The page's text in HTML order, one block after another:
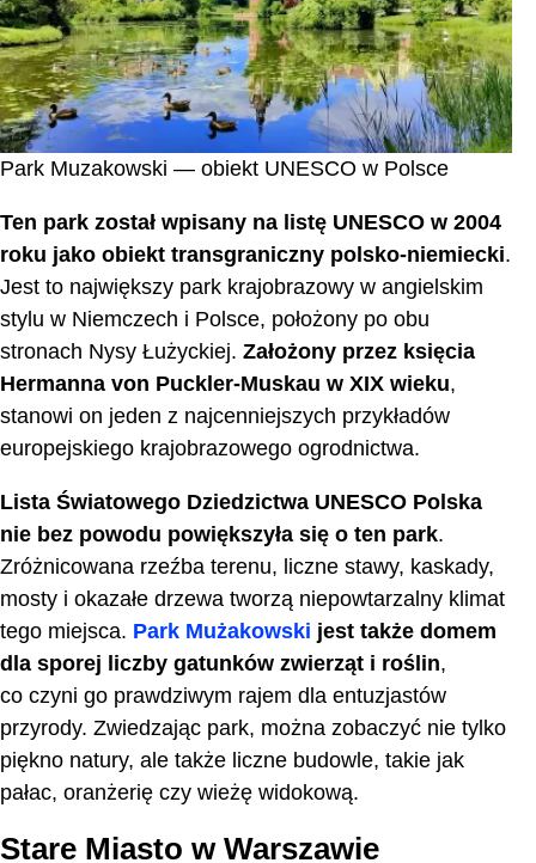
Park Muzakowski — obiekt UNESCO w Polsce
Ten park został wpisany na listę UNESCO w 2004
roku jako obiekt transgraniczny polsko-niemiecki.
Jest to największy park krajobrazowy w angielskim
stylu w Niemczech i Polsce, położony po obu
stronach Nysy Łużyckiej. Założony przez księcia
Hermanna von Puckler-Muskau w XIX wieku,
stanowi on jeden z najcenniejszych przykładów
europejskiego krajobrazowego ogrodnictwa.
Lista Światowego Dziedzictwa UNESCO Polska
nie bez powodu powiększyła się o ten park.
Zróżnicowana rzeźba terenu, liczne stawy, kaskady,
mosty i okazałe drzewa tworzą niepowtarzalny klimat
tego miejsca. Park Mużakowski jest także domem
dla sporej liczby gatunków zwierząt i roślin,
co czyni go prawdziwym rajem dla entuzjastów
przyrody. Zwiedzając park, można zobaczyć nie tylko
piękno natury, ale także liczne budowle, takie jak
pałac, oranżerię czy wieżę widokową.
Stare Miasto w Warszawie